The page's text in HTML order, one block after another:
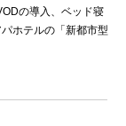
の導入、ベッド寝
ホテルの「新都市型